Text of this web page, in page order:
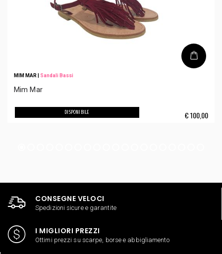
MIM MAR Sandali Bassi
Mim Mar
€100,00
DISPONIBILE
CONSEGNE VELOCI
Spedizioni sicure e garantite
I MIGLIORI PREZZI
Ottimi prezzi su scarpe, borse e abbigliamento